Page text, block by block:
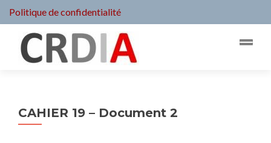
Politique de confidentialité
CAHIER 19 – Document 2